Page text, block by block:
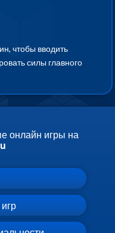
чтобы вводить
силы главного
онлайн игры на